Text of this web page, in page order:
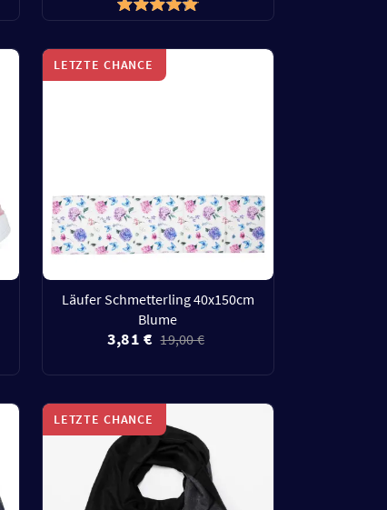
LETZTE CHANCE
Läufer Schmetterling 40x150cm
Blume
3,81 € 19,00 €
LETZTE CHANCE